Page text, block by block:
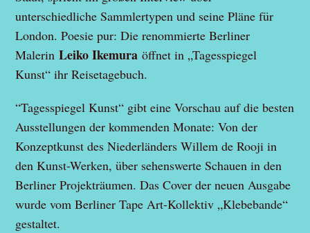
unterschiedliche Sammlertypen und seine Pläne für
London. Poesie pur: Die renommierte Berliner
MalerinLeiko Ikemura öffnet in „Tagesspiegel
Kunst“ ihr Reisetagebuch.
“Tagesspiegel Kunst“ gibt eine Vorschau auf die besten
Ausstellungen der kommenden Monate: Von der
Konzeptkunst des Niederländers Willem de Rooji in
den Kunst-Werken, über sehenswerte Schauen in den
Berliner Projekträumen. Das Cover der neuen Ausgabe
wurde vom Berliner Tape Art-Kollektiv „Klebebande“
gestaltet.